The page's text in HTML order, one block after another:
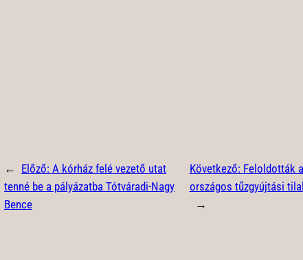
← Előző: A kórház felé vezető utat
tenné be a pályázatba Tótváradi-Nagy
Bence
Következő: Feloldották
országos tűzgyújtási
→